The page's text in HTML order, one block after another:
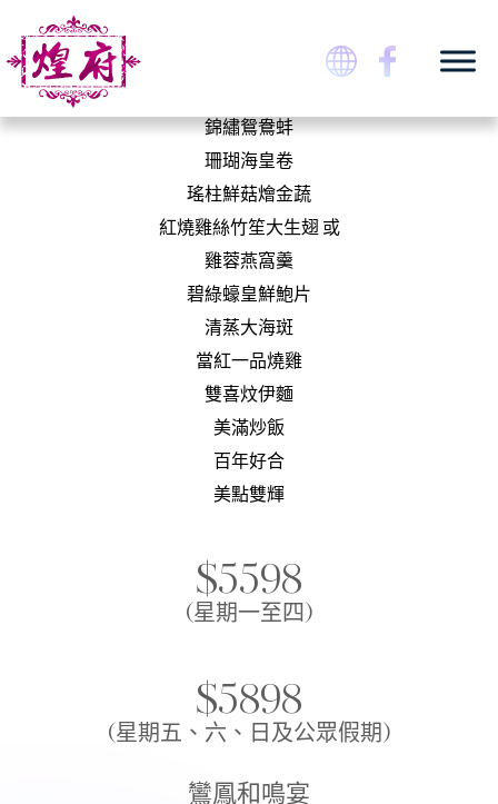
content
煌府婚宴專門店
BANQUET ZH
錦繡鴛鴦蚌
珊瑚海皇卷
瑤柱鮮菇燴金蔬
紅燒雞絲竹笙大生翅 或
雞蓉燕窩羹
碧綠蠔皇鮮鮑片
清蒸大海斑
當紅一品燒雞
雙喜炆伊麵
美滿炒飯
百年好合
美點雙輝
$5598
(星期一至四)
$5898
(星期五、六、日及公眾假期)
鸞鳳和鳴宴